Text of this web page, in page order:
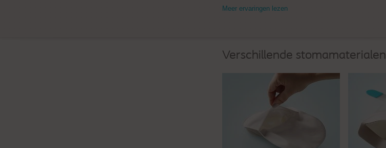
Meer ervaringen lezen
Verschillende stomamaterialen